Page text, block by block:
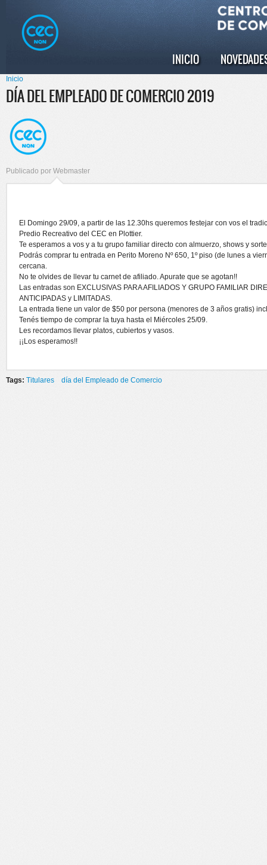
principal
Menú principal
INICIO
Se encuentra usted aquí
Inicio
DÍA DEL EMPLEADO DE COMERCIO 2019
Publicado por Webmaster
El Domingo 29/09, a partir de las 12.30hs queremos festejar con vos el
Predio Recreativo del CEC en Plottier.
Te esperamos a vos y a tu grupo familiar directo con almuerzo, shows y
Podrás comprar tu entrada en Perito Moreno Nº 650, 1º piso (de lunes a
cercana.
No te olvides de llevar tu carnet de afiliado. Apurate que se agotan!!
Las entradas son EXCLUSIVAS PARA AFILIADOS Y GRUPO FAMILIAR
ANTICIPADAS y LIMITADAS.
La entrada tiene un valor de $50 por persona (menores de 3 años gratis)
Tenés tiempo de comprar la tuya hasta el Miércoles 25/09.
Les recordamos llevar platos, cubiertos y vasos.
¡¡Los esperamos!!
Tags: Titulares día del Empleado de Comercio